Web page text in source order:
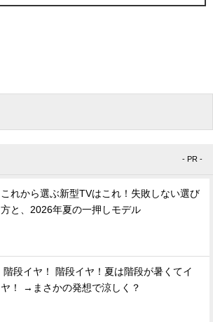
- PR -
これから選ぶ新型TVはこれ！失敗しない選び
方と、2026年夏の一押しモデル
階段イヤ！ 階段イヤ！夏は階段が暑くてイ
ヤ！ →まさかの発想で涼しく？